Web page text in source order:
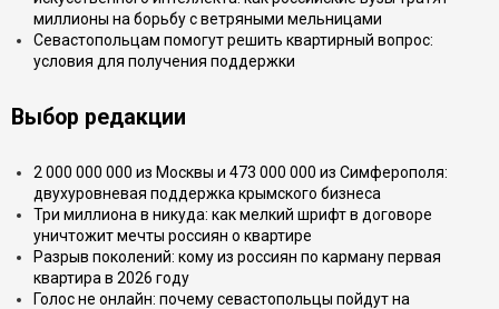
миллионы на борьбу с ветряными мельницами
Севастопольцам помогут решить квартирный вопрос:
условия для получения поддержки
Выбор редакции
2 000 000 000 из Москвы и 473 000 000 из Симферополя:
двухуровневая поддержка крымского бизнеса
Три миллиона в никуда: как мелкий шрифт в договоре
уничтожит мечты россиян о квартире
Разрыв поколений: кому из россиян по карману первая
квартира в 2026 году
Голос не онлайн: почему севастопольцы пойдут на